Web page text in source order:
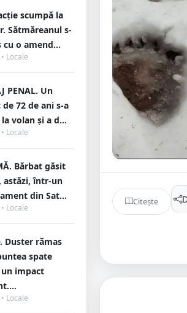
scumpă la
Sătmăreanul s-
cu o amend...
Locale
PENAL. Un
de 72 de ani s-a
volan și a d...
Locale
Bărbat găsit
astăzi, într-un
din Sat...
Locale
Duster rămas
spate
impact
Locale
Citește